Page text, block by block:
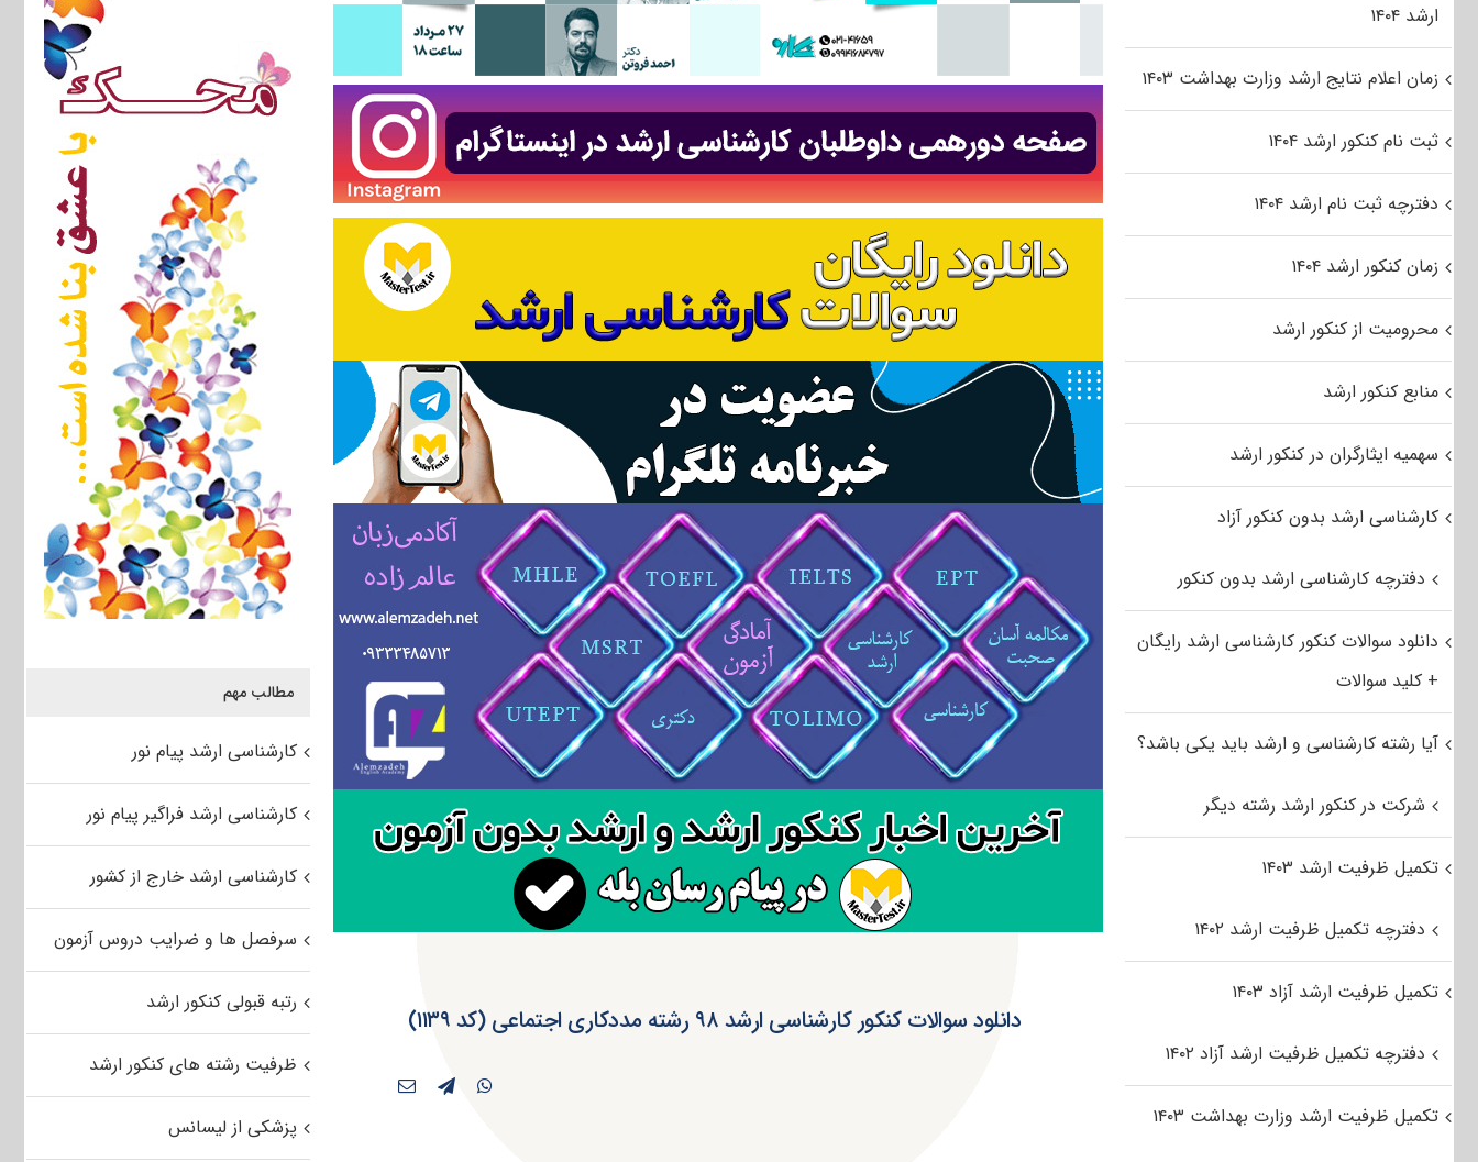
دانلود سوالات کنکور کارشناسی ارشد ۹۸ رشته مددکاری اجتماعی (کد ۱۱۳۹)
مطالب مهم
کارشناسی ارشد پیام نور
کارشناسی ارشد فراگیر پیام نور
کارشناسی ارشد خارج از کشور
سرفصل ها و ضرایب دروس آزمون
رتبه قبولی کنکور ارشد
ظرفیت رشته های کنکور ارشد
پزشکی از لیسانس
ارشد ۱۴۰۴
زمان اعلام نتایج ارشد وزارت بهداشت ۱۴۰۳
ثبت نام کنکور ارشد ۱۴۰۴
دفترچه ثبت نام ارشد ۱۴۰۴
زمان کنکور ارشد ۱۴۰۴
محرومیت از کنکور ارشد
منابع کنکور ارشد
سهمیه ایثارگران در کنکور ارشد
کارشناسی ارشد بدون کنکور آزاد
دفترچه کارشناسی ارشد بدون کنکور
دانلود سوالات کنکور کارشناسی ارشد رایگان
+ کلید سوالات
آیا رشته کارشناسی و ارشد باید یکی باشد؟
شرکت در کنکور ارشد رشته دیگر
تکمیل ظرفیت ارشد ۱۴۰۳
دفترچه تکمیل ظرفیت ارشد ۱۴۰۲
تکمیل ظرفیت ارشد آزاد ۱۴۰۳
دفترچه تکمیل ظرفیت ارشد آزاد ۱۴۰۲
تکمیل ظرفیت ارشد وزارت بهداشت ۱۴۰۳